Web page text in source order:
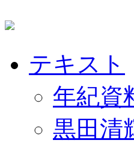
テキスト
年紀資
黒田清